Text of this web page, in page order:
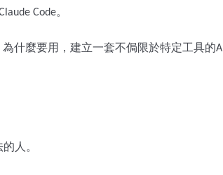
Code。
什麼要用，建立一套不侷限於特定工具的AI
人。